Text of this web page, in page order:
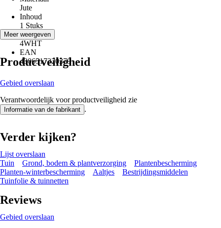
Jute
Inhoud
1 Stuks
AKN
4WHT
EAN
4306517320379
Meer weergeven
Productveiligheid
Gebied overslaan
Verantwoordelijk voor productveiligheid zie
Informatie van de fabrikant .
Verder kijken?
Lijst overslaan
Tuin
Grond, bodem & plantverzorging
Plantenbescherming
Planten-winterbescherming
Aaltjes
Bestrijdingsmiddelen
Tuinfolie & tuinnetten
Reviews
Gebied overslaan